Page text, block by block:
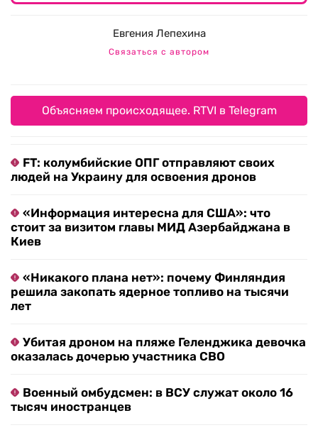
Евгения Лепехина
Связаться с автором
Объясняем происходящее. RTVI в Telegram
FT: колумбийские ОПГ отправляют своих
людей на Украину для освоения дронов
«Информация интересна для США»: что
стоит за визитом главы МИД Азербайджана в
Киев
«Никакого плана нет»: почему Финляндия
решила закопать ядерное топливо на тысячи
лет
Убитая дроном на пляже Геленджика девочка
оказалась дочерью участника СВО
Военный омбудсмен: в ВСУ служат около 16
тысяч иностранцев